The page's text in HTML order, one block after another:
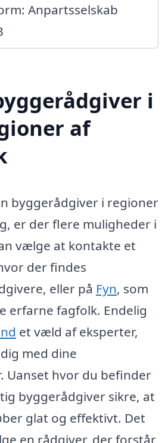
Anpartsselskab
i
af
byggerådgiver i regioner
er der flere muligheder i
vælge at kontakte et
der findes
eller på Fyn, som
erfarne fagfolk. Endelig
et væld af eksperter,
med dine
Uanset hvor du befinder
byggerådgiver sikre, at
glat og effektivt. Det